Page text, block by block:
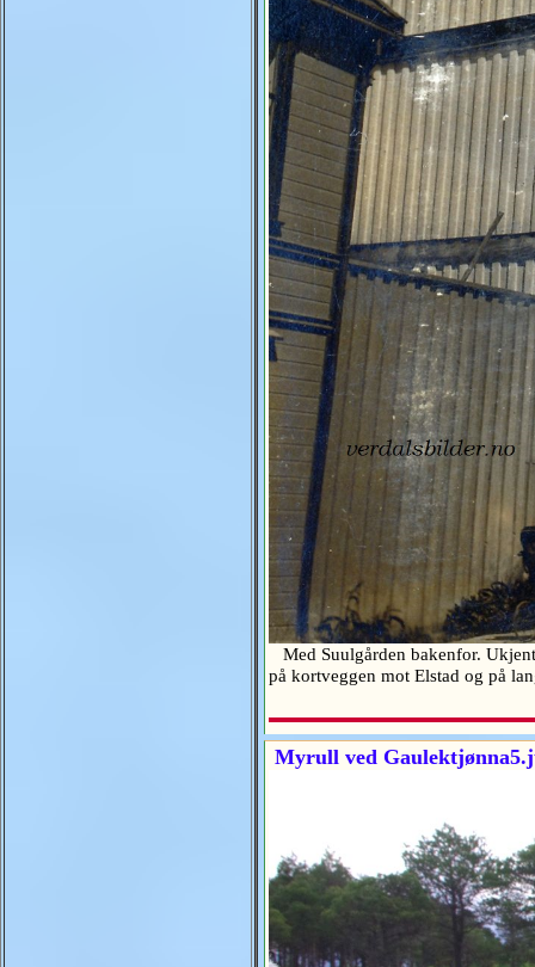
Med Suulgården bakenfor.
på kortveggen mot Elstad og på
Myrull ved